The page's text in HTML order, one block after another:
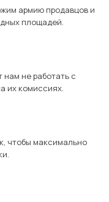
армию продавцов и
площадей.
не работать с
их комиссиях.
чтобы максимально